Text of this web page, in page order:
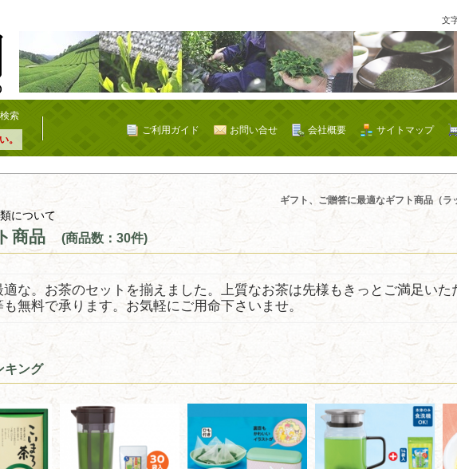
文
索
。
サイトマップ
会社概要
お問い合せ
ご利用ガイド
ギフト、ご贈答に最適なギフト商品（ラ
について
商品 (商品数：30件)
適な。お茶のセットを揃えました。上質なお茶は先様もきっとご満足いた
無料で承ります。お気軽にご用命下さいませ。
キング